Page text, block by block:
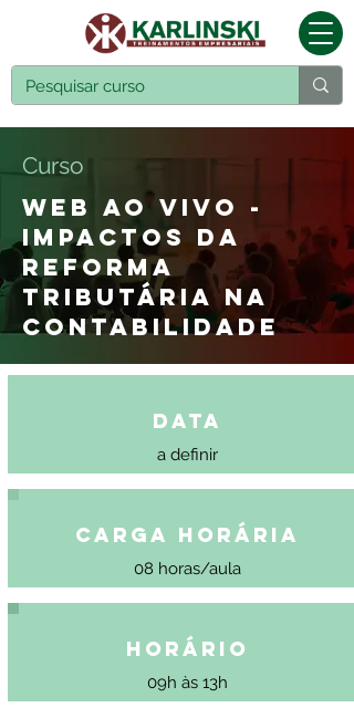
Curso
WEB AO VIVO -
IMPACTOS DA
REFORMA
TRIBUTÁRIA NA
CONTABILIDADE
Data
a definir
Carga Horária
08 horas/aula
Horário
09h às 13h